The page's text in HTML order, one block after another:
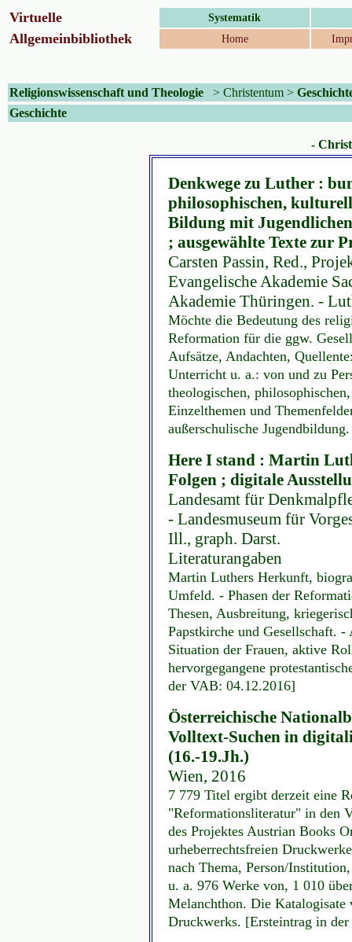
Virtuelle Systematik
Allgemeinbibliothek Home
Religionswissenschaft und Theologie > Christentum >
Geschichte
-
Denkwege zu Luther :
philosophischen,
Bildung mit
; ausgewählte Texte zur
Carsten Passin, Red.,
Evangelische Akademie
Akademie Thüringen. -
Möchte die Bedeutung des
Reformation für die ggw.
Aufsätze, Andachten,
Unterricht u. a.: von und zu
theologischen,
Einzelthemen und
außerschulische
Here I stand : Martin
Folgen ; digitale
Landesamt für
- Landesmuseum für
Ill., graph. Darst.
Literaturangaben
Martin Luthers Herkunft,
Umfeld. - Phasen der
Thesen, Ausbreitung,
Papstkirche und Gesellschaft.
Situation der Frauen, aktive
hervorgegangene
der VAB: 04.12.2016]
Österreichische
Volltext-Suchen in
(16.-19.Jh.)
Wien, 2016
7 779 Titel ergibt derzeit eine
"Reformationsliteratur" in den
des Projektes Austrian Books
urheberrechtsfreien
nach Thema, Person/
u. a. 976 Werke von, 1 010
Melanchthon. Die Katalogisate
Druckwerks. [Ersteintrag in